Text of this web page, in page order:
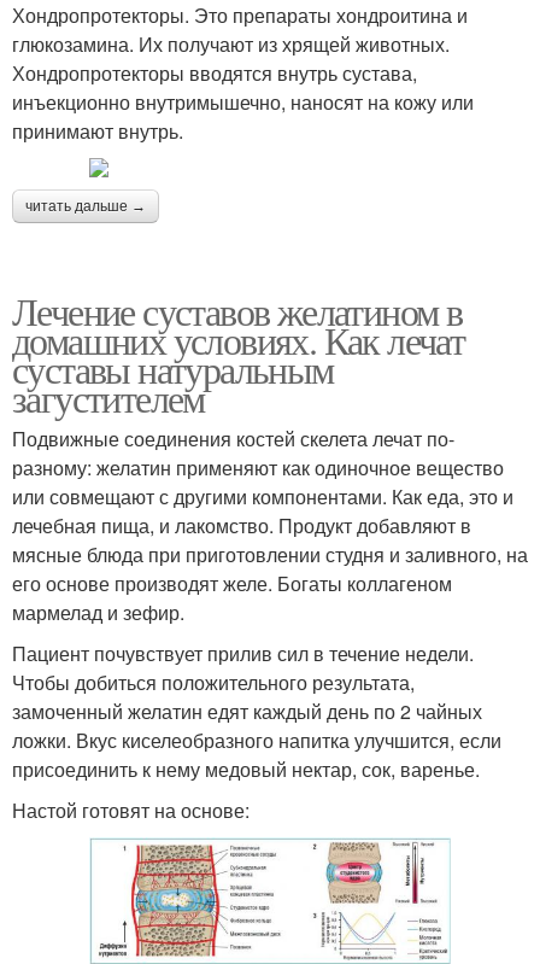
Хондропротекторы. Это препараты хондроитина и
глюкозамина. Их получают из хрящей животных.
Хондропротекторы вводятся внутрь сустава,
инъекционно внутримышечно, наносят на кожу или
принимают внутрь.
читать дальше →
Лечение суставов желатином в
домашних условиях. Как лечат
суставы натуральным
загустителем
Подвижные соединения костей скелета лечат по-
разному: желатин применяют как одиночное вещество
или совмещают с другими компонентами. Как еда, это и
лечебная пища, и лакомство. Продукт добавляют в
мясные блюда при приготовлении студня и заливного, на
его основе производят желе. Богаты коллагеном
мармелад и зефир.
Пациент почувствует прилив сил в течение недели.
Чтобы добиться положительного результата,
замоченный желатин едят каждый день по 2 чайных
ложки. Вкус киселеобразного напитка улучшится, если
присоединить к нему медовый нектар, сок, варенье.
Настой готовят на основе: